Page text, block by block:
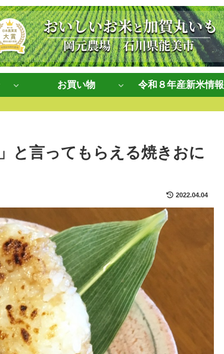
お買い物 令和８年産新米情報
と言ってもらえる焼きおに
2022.04.04